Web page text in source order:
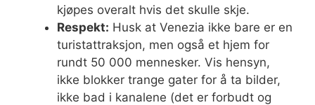
kjøpes overalt hvis det skulle skje.
Respekt: Husk at Venezia ikke bare er en
turistattraksjon, men også et hjem for
rundt 50 000 mennesker. Vis hensyn,
ikke blokker trange gater for å ta bilder,
ikke bad i kanalene (det er forbudt og